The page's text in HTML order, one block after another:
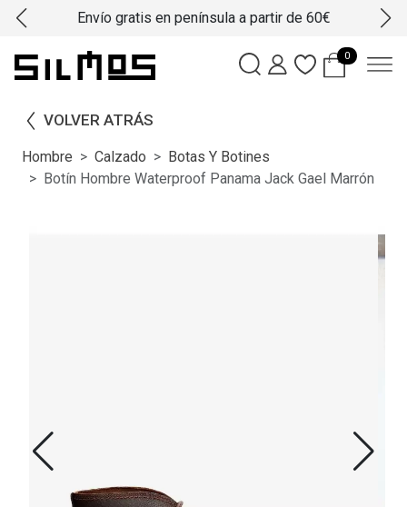
Envío gratis en península a partir de 60€
0
VOLVER ATRÁS
Hombre Calzado
Botas Y Botines
Botín Hombre Waterproof Panama Jack Gael Marrón